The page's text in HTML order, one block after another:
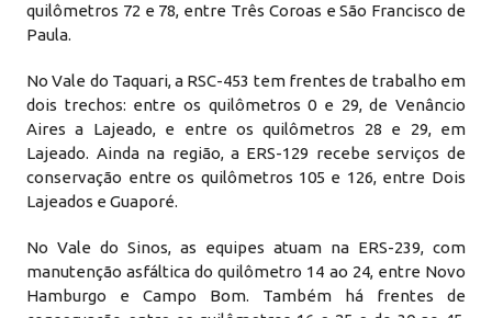
quilômetros 72 e 78, entre Três Coroas e São Francisco de
Paula.
No Vale do Taquari, a RSC-453 tem frentes de trabalho em
dois trechos: entre os quilômetros 0 e 29, de Venâncio
Aires a Lajeado, e entre os quilômetros 28 e 29, em
Lajeado. Ainda na região, a ERS-129 recebe serviços de
conservação entre os quilômetros 105 e 126, entre Dois
Lajeados e Guaporé.
No Vale do Sinos, as equipes atuam na ERS-239, com
manutenção asfáltica do quilômetro 14 ao 24, entre Novo
Hamburgo e Campo Bom. Também há frentes de